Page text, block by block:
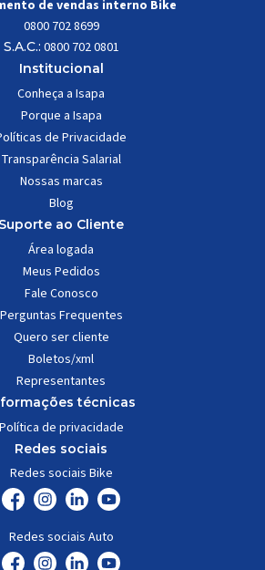
de vendas interno Bike
0800 702 8699
S.A.C.: 0800 702 0801
Institucional
Conheça a Isapa
Porque a Isapa
de Privacidade
Transparência Salarial
Nossas marcas
Blog
Suporte ao Cliente
Área logada
Meus Pedidos
Fale Conosco
Perguntas Frequentes
Quero ser cliente
Boletos/xml
Representantes
técnicas
Política de privacidade
Redes sociais
Redes sociais Bike
Redes sociais Auto